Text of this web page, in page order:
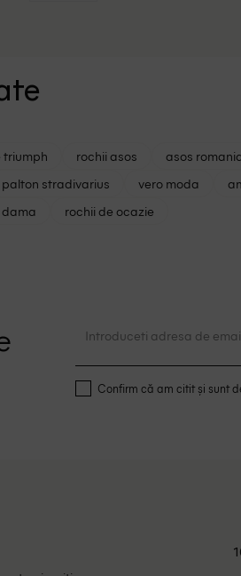
triumph rochii asos asos
palton stradivarius vero moda
rochii de ocazie
Confirm că am citit și sunt